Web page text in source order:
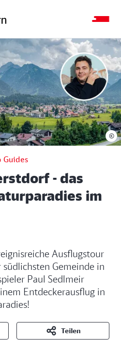
Guides
- das
im
Ausflugstour
Gemeinde in
Paul Sedlmeir
Entdeckerausflug in
Teilen
©